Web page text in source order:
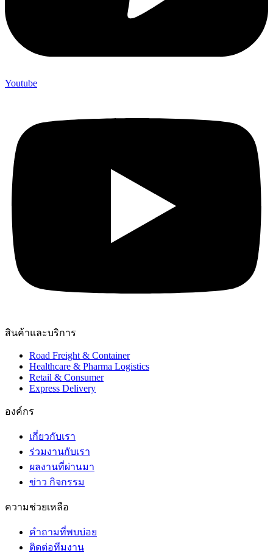
Youtube
สินค้าและบริการ
Road Freight & Container
Healthcare & Pharma Logistics
Retail & Consumer
Express Delivery
องค์กร​
เกี่ยวกับเรา
ร่วมงานกับเรา
ผลงานที่ผ่านมา
ข่าว กิจกรรม
ความช่วยเหลือ
คำถามที่พบบ่อย
ติดต่อทีมงาน